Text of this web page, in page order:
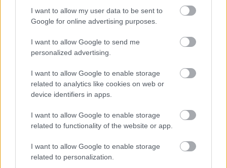
I want to allow my user data to be sent to
Google for online advertising purposes.
I want to allow Google to send me
personalized advertising.
I want to allow Google to enable storage
related to analytics like cookies on web or
device identifiers in apps.
I want to allow Google to enable storage
related to functionality of the website or app.
I want to allow Google to enable storage
related to personalization.
certains cas le fluor seul ne soit pas suffisant : il est
chlorure de potassium [1].
Utile? Partagez-le sur Facebook!
Vous voulez rester informé ? Suivez-
nous sur
oo g e
EN RAPPORT